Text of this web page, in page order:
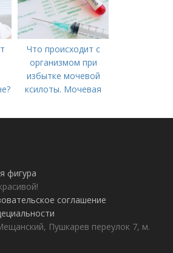
Что происходит с
организмом при
избытке мочевой
ксилоты. Мочевая
норма и отклонения
фигура
соглашение
Пушкарев переулок 7, м.